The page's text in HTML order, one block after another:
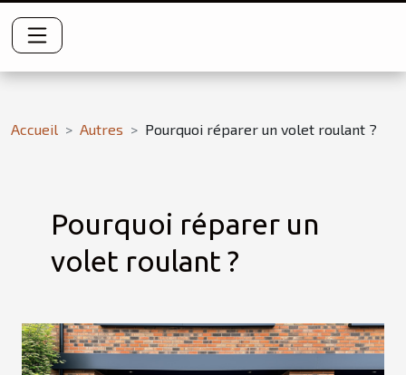
Accueil Autres Pourquoi réparer un volet roulant ?
Pourquoi réparer un
volet roulant ?